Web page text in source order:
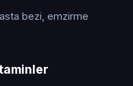
bezi, emzirme